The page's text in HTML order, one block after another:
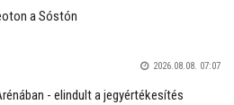
a Sóstón
2026.08.08. 07:07
- elindult a jegyértékesítés